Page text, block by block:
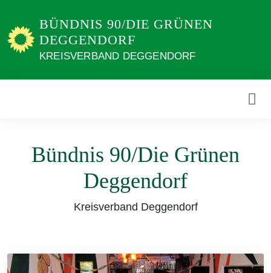
zum
Inhalt
BÜNDNIS 90/DIE GRÜNEN
DEGGENDORF
KREISVERBAND DEGGENDORF
Bündnis 90/Die Grünen
Deggendorf
Kreisverband Deggendorf